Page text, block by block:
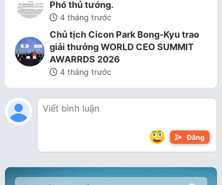
Phó thủ tướng.
4 tháng trước
Chủ tịch Cicon Park Bong-Kyu trao
giải thưởng WORLD CEO SUMMIT
AWARRDS 2026
4 tháng trước
Đăng